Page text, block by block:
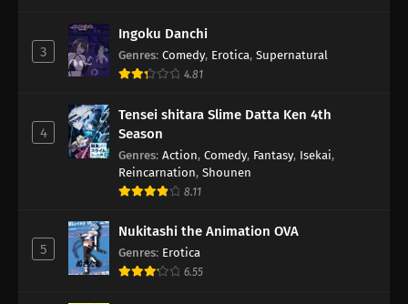
3
Ingoku Danchi
Genres: Comedy, Erotica, Supernatural
4.81
4
Tensei shitara Slime Datta Ken 4th
Season
Genres: Action, Comedy, Fantasy, Isekai,
Reincarnation, Shounen
8.11
5
Nukitashi the Animation OVA
Genres: Erotica
6.55